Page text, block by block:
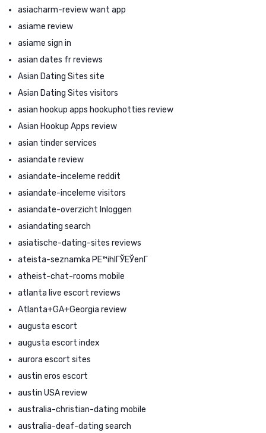
asiacharm-review want app
asiame review
asiame sign in
asian dates fr reviews
Asian Dating Sites site
Asian Dating Sites visitors
asian hookup apps hookuphotties review
Asian Hookup Apps review
asian tinder services
asiandate review
asiandate-inceleme reddit
asiandate-inceleme visitors
asiandate-overzicht Inloggen
asiandating search
asiatische-dating-sites reviews
ateista-seznamka PЕ™ihlГЎЕЎenГ­
atheist-chat-rooms mobile
atlanta live escort reviews
Atlanta+GA+Georgia review
augusta escort
augusta escort index
aurora escort sites
austin eros escort
austin USA review
australia-christian-dating mobile
australia-deaf-dating search